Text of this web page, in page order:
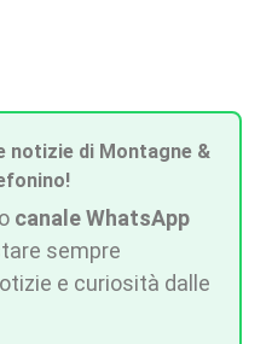
notizie di Montagne &
canale WhatsApp
sempre
e curiosità dalle